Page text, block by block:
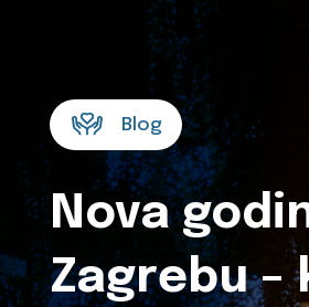
Blog
Nova
Zagrebu –